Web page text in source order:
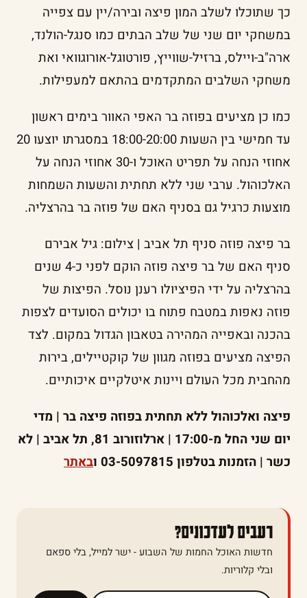
כך שתוכלו לשלב המון פיצה ובירה/יין עם צפייה
במשחקי יום שני של שלב הבתים כמו סנגל-הולנד,
ארה"ב-ויילס, ברזיל-שווייץ, פורטוגל-אורוגוואי ואת
משחקי השלבים המתקדמים בהתאם למעפילות.
כמו כן מציעים בפוזה בר האפי האוור בימים ראשון
עד חמישי בין השעות 18:00-20:00 במסגרתו יוצעו 20
אחוזי הנחה על תפריט האוכל ו-30 אחוזי הנחה על
האלכוהול. ערבי שני ללא תחתית והשעות השמחות
מוצעות כרגיל גם בסניף האם של פוזה בר בהרצליה.
בר פיצה פוזה סניף תל אביב | צילום: גיל אבירם
סניף האם של בר פיצה פוזה הוקם לפני כ-4 שנים
בהרצליה על ידי הפיציולו רענן נוסל. הפיצות של
פוזה נאפות במטבח פתוח בו יכולים הסועדים לצפות
בהכנה ובאפייה המהירה בטאבון הגדול במקום. לצד
הפיצה מציעים בפוזה מגוון של קוקטיילים, בירות
מהחבית מכל העולם ויינות איטלקיים איכותיים.
פיצה ואלכוהול ללא תחתית בפוזה פיצה בר | מדי
יום שני החל מ-17:00 | ארלוזורוב 81, תל אביב | לא
כשר | הזמנות בטלפון 03-5097815 ו
באתר
רעבים לעדכונים?
חדשות האוכל החמות של השבוע - ישר למייל, בלי ספאם
ובלי קלוריות.